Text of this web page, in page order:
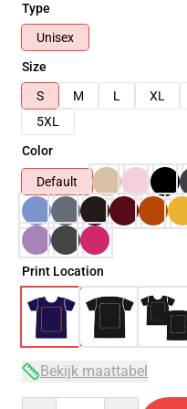
Type
Unisex
Size
S
M L XL
5XL
Color
Default
Print Location
Bekijk maattabel